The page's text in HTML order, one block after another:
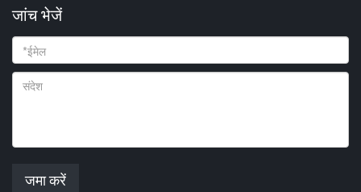
जांच भेजें
जमा करें